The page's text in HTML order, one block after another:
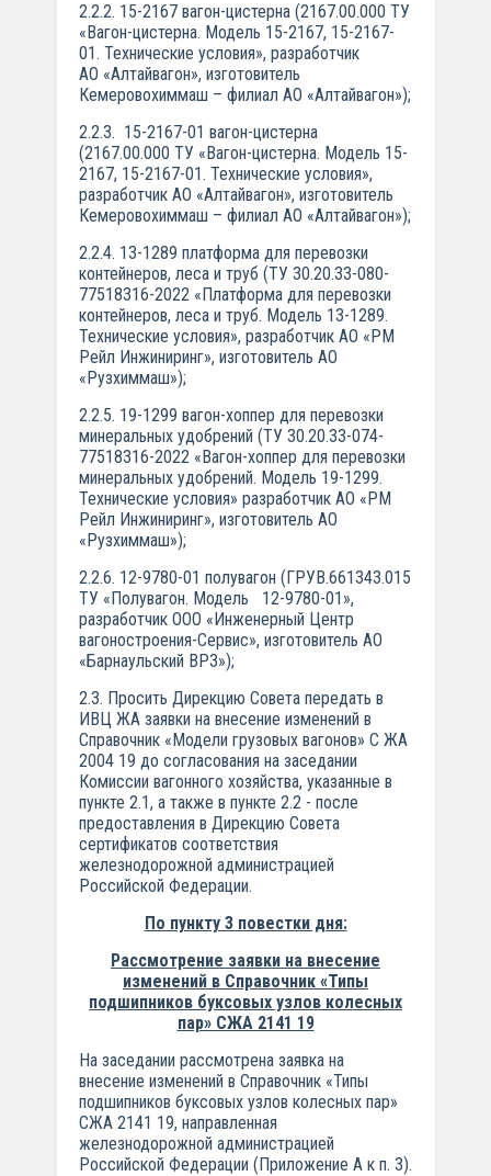
2.2.2. 15-2167 вагон-цистерна (2167.00.000 ТУ
«Вагон-цистерна. Модель 15-2167, 15-2167-
01. Технические условия», разработчик
АО «Алтайвагон», изготовитель
Кемеровохиммаш – филиал АО «Алтайвагон»);
2.2.3. 15-2167-01 вагон-цистерна
(2167.00.000 ТУ «Вагон-цистерна. Модель 15-
2167, 15-2167-01. Технические условия»,
разработчик АО «Алтайвагон», изготовитель
Кемеровохиммаш – филиал АО «Алтайвагон»);
2.2.4. 13-1289 платформа для перевозки
контейнеров, леса и труб (ТУ 30.20.33-080-
77518316-2022 «Платформа для перевозки
контейнеров, леса и труб. Модель 13-1289.
Технические условия», разработчик АО «РМ
Рейл Инжиниринг», изготовитель АО
«Рузхиммаш»);
2.2.5. 19-1299 вагон-хоппер для перевозки
минеральных удобрений (ТУ 30.20.33-074-
77518316-2022 «Вагон-хоппер для перевозки
минеральных удобрений. Модель 19-1299.
Технические условия» разработчик АО «РМ
Рейл Инжиниринг», изготовитель АО
«Рузхиммаш»);
2.2.6. 12-9780-01 полувагон (ГРУВ.661343.015
ТУ «Полувагон. Модель 12-9780-01»,
разработчик ООО «Инженерный Центр
вагоностроения-Сервис», изготовитель АО
«Барнаульский ВРЗ»);
2.3. Просить Дирекцию Совета передать в
ИВЦ ЖА заявки на внесение изменений в
Справочник «Модели грузовых вагонов» С ЖА
2004 19 до согласования на заседании
Комиссии вагонного хозяйства, указанные в
пункте 2.1, а также в пункте 2.2 - после
предоставления в Дирекцию Совета
сертификатов соответствия
железнодорожной администрацией
Российской Федерации.
По пункту 3 повестки дня:
Рассмотрение заявки на внесение
изменений в Справочник «Типы
подшипников буксовых узлов колесных
пар» СЖА 2141 19
На заседании рассмотрена заявка на
внесение изменений в Справочник «Типы
подшипников буксовых узлов колесных пар»
СЖА 2141 19, направленная
железнодорожной администрацией
Российской Федерации (Приложение А к п. 3).